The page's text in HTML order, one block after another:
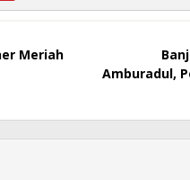
Meriah
Amburadul,